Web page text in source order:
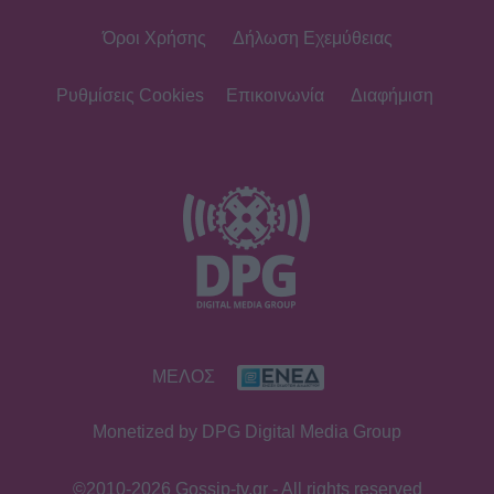
επεισόδια και guest εμφανίσεις!
Hailey Bieber: Τέλος το Pilates – Η
νέα προπόνηση για τέλειους
Dolce Vita στο Κάπρι: Η Αμαλία
Κωστοπούλου ποζάρει πάνω σε
σκάφος με αέρινο look!
Όροι Χρήσης Δήλωση Εχεμύθειας
Ρυθμίσεις Cookies Επικοινωνία Διαφήμιση
ΜΕΛΟΣ
Monetized by DPG Digital Media Group
©2010-2026 Gossip-tv.gr - All rights reserved